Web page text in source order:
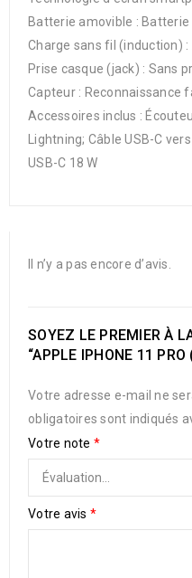
Batterie amovible :
Charge sans fil (induction) :
Prise casque (jack) : Sans
Capteur : Reconnaissance
Accessoires inclus :
Lightning; Câble USB-C
USB-C 18 W
Il n’y a pas encore d’avis.
SOYEZ LE PREMIER À
“APPLE IPHONE 11
Votre adresse e-mail ne
obligatoires sont indiqués
Votre note *
Votre avis *